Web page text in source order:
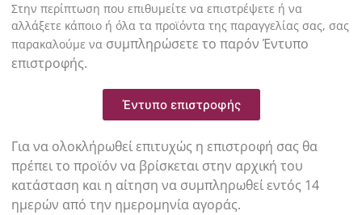
Στην περίπτωση που επιθυμείτε να επιστρέψετε ή να
αλλάξετε κάποιο ή όλα τα προϊόντα της παραγγελίας σας, σας
παρακαλούμε να συμπληρώσετε το παρόν Έντυπο
επιστροφής.
Έντυπο επιστροφής
Για να ολοκλήρωθεί επιτυχώς η επιστροφή σας θα
πρέπει το προϊόν να βρίσκεται στην αρχική του
κατάσταση και η αίτηση να συμπληρωθεί εντός 14
ημερών από την ημερομηνία αγοράς.